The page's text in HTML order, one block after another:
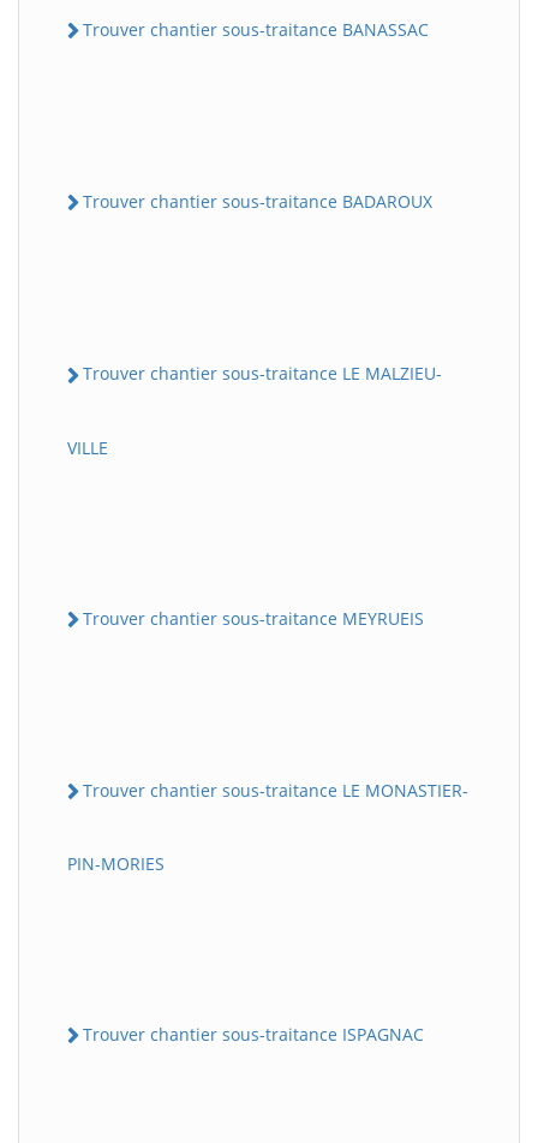
Trouver chantier sous-traitance BANASSAC
Trouver chantier sous-traitance BADAROUX
Trouver chantier sous-traitance LE MALZIEU-
VILLE
Trouver chantier sous-traitance MEYRUEIS
Trouver chantier sous-traitance LE MONASTIER-
PIN-MORIES
Trouver chantier sous-traitance ISPAGNAC